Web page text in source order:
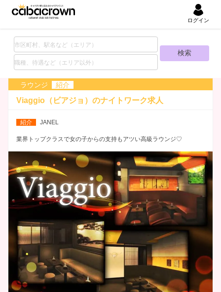
ログイン
ラウンジ 紹介
Viaggio（ビアジョ）のナイトワーク求人
紹介 JANEL
業界トップクラスで女の子からの支持もアツい高級ラウンジ♡